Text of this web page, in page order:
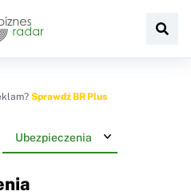
Sprawdź BR Plus
Ubezpieczenia